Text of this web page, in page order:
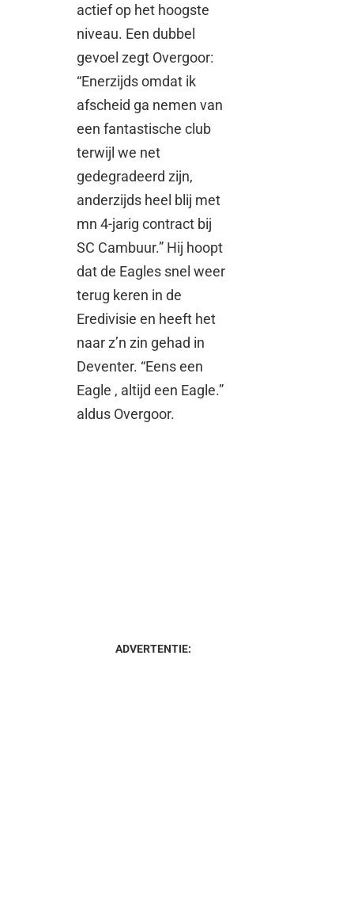
actief op het hoogste
niveau. Een dubbel
gevoel zegt Overgoor:
“Enerzijds omdat ik
afscheid ga nemen van
een fantastische club
terwijl we net
gedegradeerd zijn,
anderzijds heel blij met
mn 4-jarig contract bij
SC Cambuur.” Hij hoopt
dat de Eagles snel weer
terug keren in de
Eredivisie en heeft het
naar z’n zin gehad in
Deventer. “Eens een
Eagle , altijd een Eagle.”
aldus Overgoor.
ADVERTENTIE: